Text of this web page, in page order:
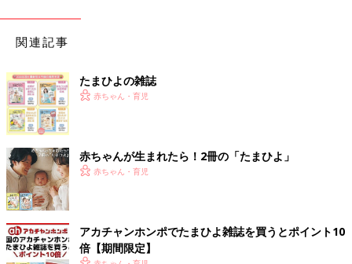
関連記事
たまひよの雑誌
赤ちゃん・育児
赤ちゃんが生まれたら！2冊の「たまひよ」
赤ちゃん・育児
アカチャンホンポでたまひよ雑誌を買うとポイント10
倍【期間限定】